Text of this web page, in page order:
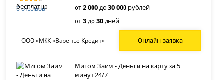
6 отзывов
от2 000до30 000 рублей
от3до30дней
ООО «МКК «Варенье Кредит» Онлайн-заявка
Мигом Займ - Деньги на карту за 5
минут 24/7